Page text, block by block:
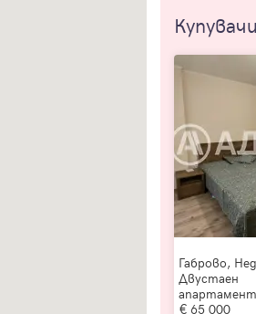
Габрово,
Двустаен
апартамент
65 000